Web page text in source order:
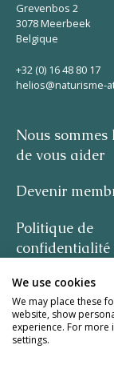
Grevenbos 2
3078 Meerbeek
Belgique
+32 (0) 16 48 80 17
helios@naturisme-
Nous sommes
de vous aider
Devenir
Politique de
confidentialité
-
citation de
We use cookies
We may place these
website, show
experience. For
settings.